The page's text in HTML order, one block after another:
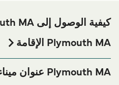
كيفية الوصول إلى Plymouth MA ميناء العبارات
Plymouth MA الإقامة
ميناء العبارة قبل أو بعد رحلتك أو
لإقامتك بالكامل، يرجى زيارة
Plymouth MA عنوان ميناء العبارات